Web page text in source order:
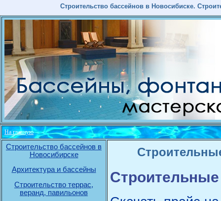
Строительство бассейнов в Новосибиске.
На главную
Строительство бассейнов в
Новосибирске
Архитектура и бассейны
Строительство террас,
веранд, павильонов